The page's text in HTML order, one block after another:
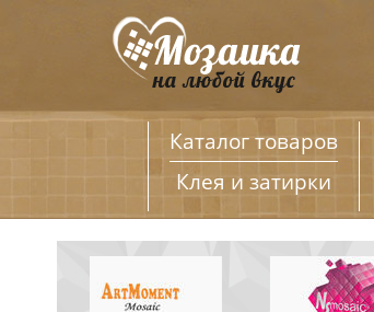
Каталог товаров
Клея и затирки